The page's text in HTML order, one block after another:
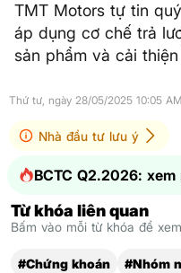
TMT Motors tự tin
áp dụng cơ chế trả
sản phẩm và cải
Thứ tư, ngày 28/05/2025 10:05
Nhà đầu tư lưu ý
BCTC Q2.2026: xem
Từ khóa liên quan
Bấm vào mỗi từ khóa để
#Chứng khoán
#Nhóm